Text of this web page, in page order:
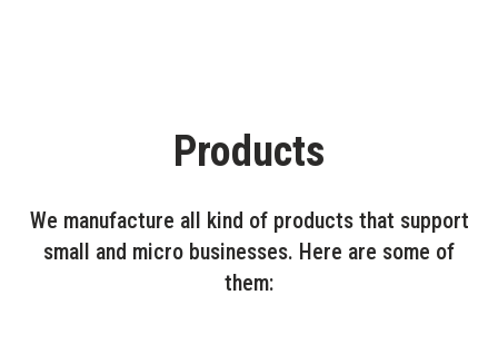
Products
We manufacture all kind of products that support
small and micro businesses. Here are some of
them: